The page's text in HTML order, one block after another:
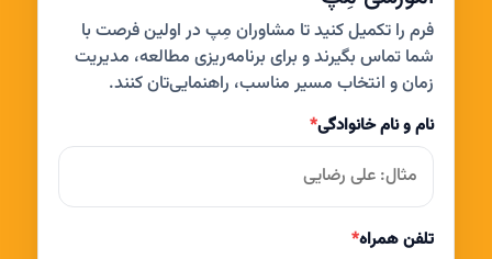
فرم را تکمیل کنید تا مشاوران مِپ در اولین فرصت با
شما تماس بگیرند و برای برنامه‌ریزی مطالعه، مدیریت
زمان و انتخاب مسیر مناسب، راهنمایی‌تان کنند.
نام و نام خانوادگی*
تلفن همراه*